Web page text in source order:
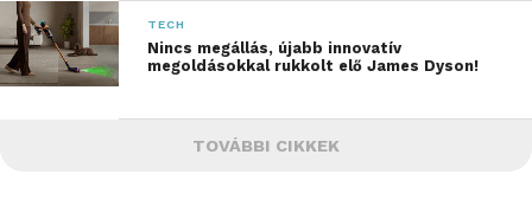
TECH
Nincs megállás, újabb innovatív
megoldásokkal rukkolt elő James Dyson!
TOVÁBBI CIKKEK